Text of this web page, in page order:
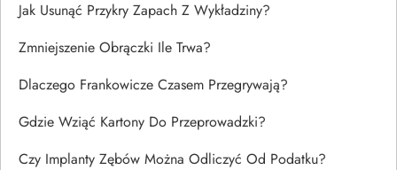
Jak Usunąć Przykry Zapach Z Wykładziny?
Zmniejszenie Obrączki Ile Trwa?
Dlaczego Frankowicze Czasem Przegrywają?
Gdzie Wziąć Kartony Do Przeprowadzki?
Czy Implanty Zębów Można Odliczyć Od Podatku?